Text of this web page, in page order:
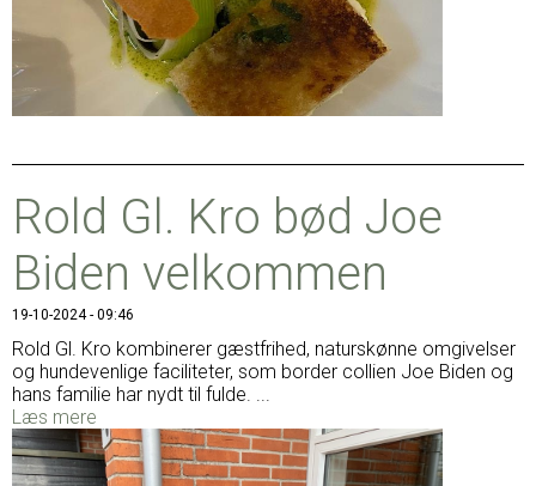
Rold Gl. Kro bød Joe
Biden velkommen
19-10-2024 - 09:46
Rold Gl. Kro kombinerer gæstfrihed, naturskønne omgivelser
og hundevenlige faciliteter, som border collien Joe Biden og
hans familie har nydt til fulde. ...
Læs mere